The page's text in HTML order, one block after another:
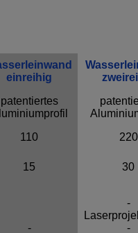
einreihig
patentiertes
110
220
15 30
-
-
-